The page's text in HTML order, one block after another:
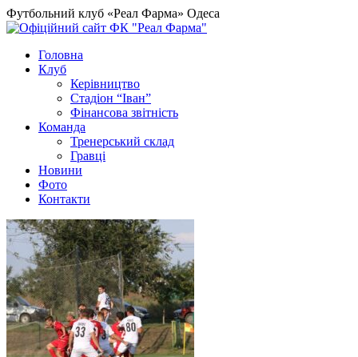
Футбольний клуб «Реал Фарма» Одеса
Головна
Клуб
Керівництво
Стадіон “Іван”
Фінансова звітність
Команда
Тренерський склад
Гравці
Новини
Фото
Контакти